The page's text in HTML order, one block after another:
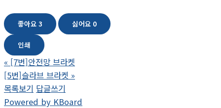
좋아요 3 싫어요 0
인쇄
« [7번]안전망 브라켓
[5번]슬라브 브라켓 »
목록보기 답글쓰기
Powered by KBoard